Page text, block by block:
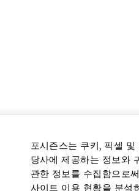
포시즌스는 쿠키, 픽셀
당사에 제공하는 정보와
관한 정보를 수집함으로
사이트 이용 현황을 분석